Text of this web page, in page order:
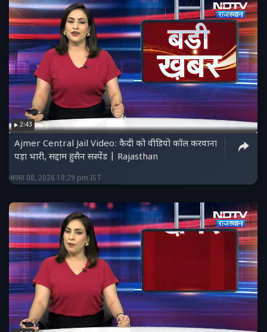
2:43
Ajmer Central Jail Video: कैदी को वीडियो कॉल करवाना
पड़ा भारी, सद्दाम हुसैन सस्पेंड | Rajasthan
अगस्त 08, 2026 18:29 pm IST